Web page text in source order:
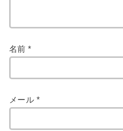
名前*
メール *